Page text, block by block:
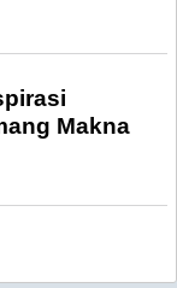
Makna